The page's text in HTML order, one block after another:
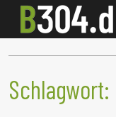
Schlagwort: